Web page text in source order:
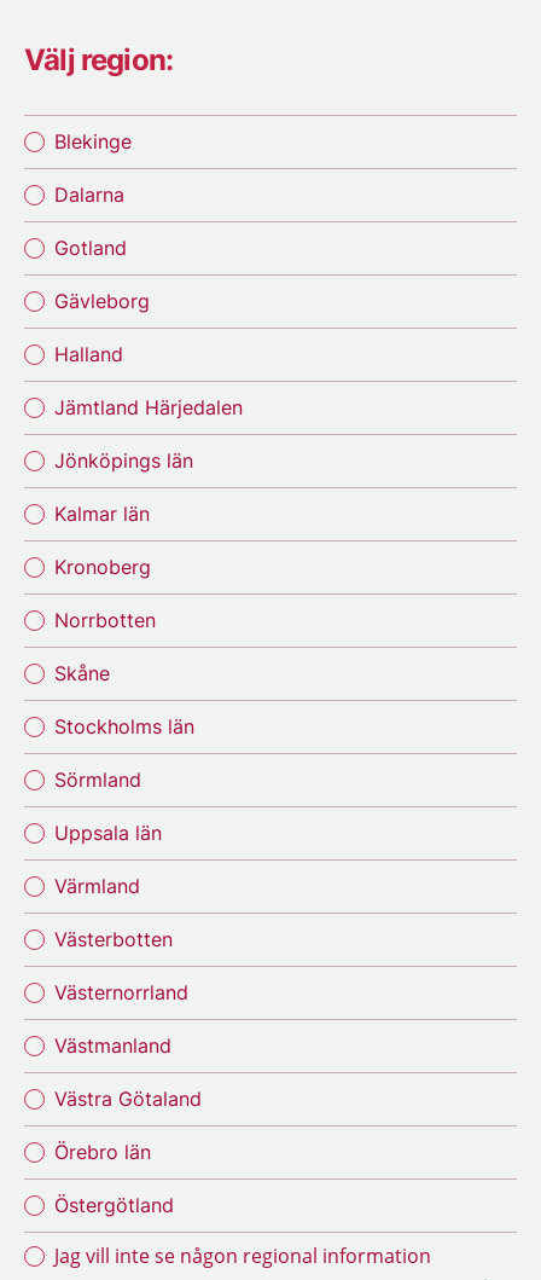
Välj region:
Blekinge
Dalarna
Gotland
Gävleborg
Halland
Jämtland Härjedalen
Jönköpings län
Kalmar län
Kronoberg
Norrbotten
Skåne
Stockholms län
Sörmland
Uppsala län
Värmland
Västerbotten
Västernorrland
Västmanland
Västra Götaland
Örebro län
Östergötland
Jag vill inte se någon regional information